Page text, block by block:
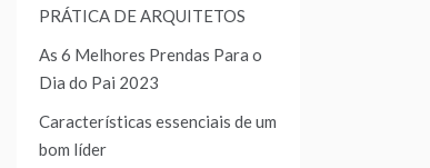
PRÁTICA DE ARQUITETOS
As 6 Melhores Prendas Para o
Dia do Pai 2023
Características essenciais de um
bom líder